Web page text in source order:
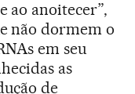
ao anoitecer”,
não dormem o
em seu
as
de